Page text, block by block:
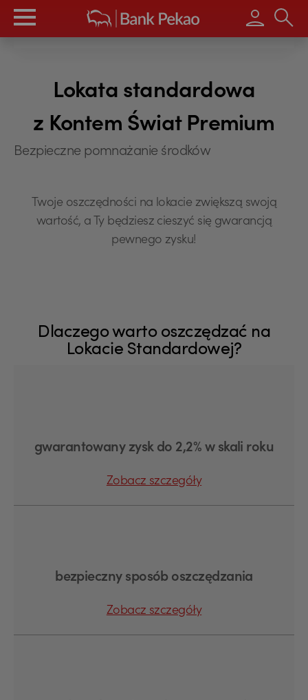
Wpisz
Lokata standardowa
z Kontem Świat Premium
Bezpieczne pomnażanie środków
Twoje oszczędności na lokacie zwiększą swoją
wartość, a Ty będziesz cieszyć się gwarancją
pewnego zysku!
Dlaczego warto oszczędzać na
Lokacie Standardowej?
gwarantowany zysk do 2,2% w skali roku
Zobacz szczegóły
bezpieczny sposób oszczędzania
Zobacz szczegóły